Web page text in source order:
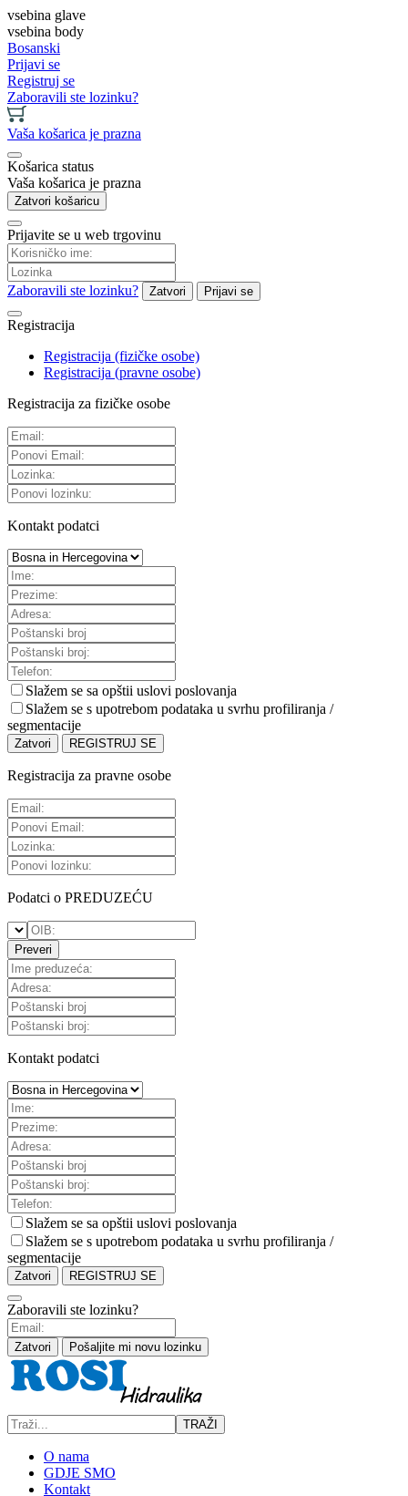
vsebina glave
vsebina body
Bosanski
Prijavi se
Registruj se
Zaboravili ste lozinku?
Vaša košarica je prazna
Košarica status
Vaša košarica je prazna
Zatvori košaricu
Prijavite se u web trgovinu
Zaboravili ste lozinku? Zatvori Prijavi se
Registracija
Registracija (fizičke osobe)
Registracija (pravne osobe)
Registracija za fizičke osobe
Kontakt podatci
Slažem se sa opštii uslovi poslovanja
Slažem se s upotrebom podataka u svrhu profiliranja /
segmentacije
Zatvori REGISTRUJ SE
Registracija za pravne osobe
Podatci o PREDUZEĆU
Preveri
Kontakt podatci
Slažem se sa opštii uslovi poslovanja
Slažem se s upotrebom podataka u svrhu profiliranja /
segmentacije
Zatvori REGISTRUJ SE
Zaboravili ste lozinku?
Zatvori Pošaljite mi novu lozinku
TRAŽI
O nama
GDJE SMO
Kontakt